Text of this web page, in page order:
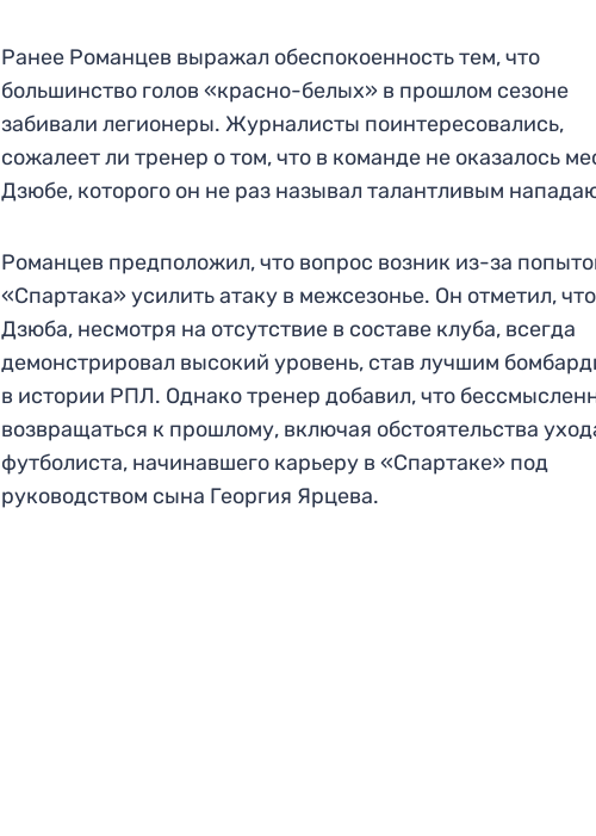
Ранее Романцев выражал обеспокоенность тем, что
большинство голов «красно-белых» в прошлом сезоне
забивали легионеры. Журналисты поинтересовались,
сожалеет ли тренер о том, что в команде не оказалось
Дзюбе, которого он не раз называл талантливым
Романцев предположил, что вопрос возник из-за
«Спартака» усилить атаку в межсезонье. Он отметил, что
Дзюба, несмотря на отсутствие в составе клуба, всегда
демонстрировал высокий уровень, став лучшим
в истории РПЛ. Однако тренер добавил, что
возвращаться к прошлому, включая обстоятельства
футболиста, начинавшего карьеру в «Спартаке» под
руководством сына Георгия Ярцева.